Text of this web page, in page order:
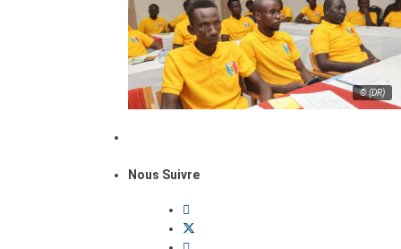
© (DR)
Nous Suivre